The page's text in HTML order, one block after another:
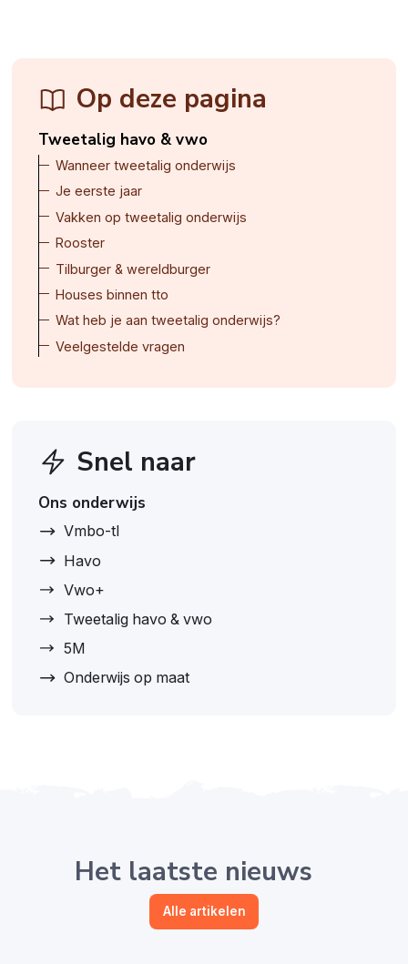
Op deze pagina
Tweetalig havo & vwo
Wanneer tweetalig onderwijs
Je eerste jaar
Vakken op tweetalig onderwijs
Rooster
Tilburger & wereldburger
Houses binnen tto
Wat heb je aan tweetalig onderwijs?
Veelgestelde vragen
Snel naar
Ons onderwijs
Vmbo-tl
Havo
Vwo+
Tweetalig havo & vwo
5M
Onderwijs op maat
Het laatste nieuws
Alle artikelen